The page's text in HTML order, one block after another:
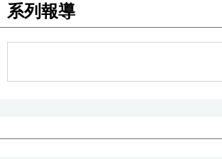
醫療健康
系列報導